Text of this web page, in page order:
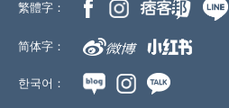
繁體字：
简体字：
한국어：